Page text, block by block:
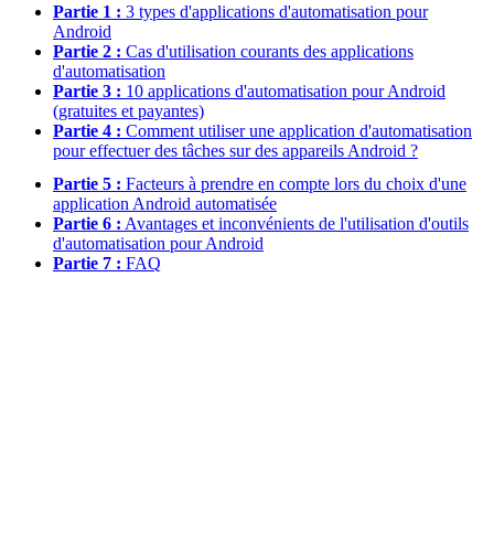
Partie 1 : 3 types d'applications d'automatisation pour
Android
Partie 2 : Cas d'utilisation courants des applications
d'automatisation
Partie 3 : 10 applications d'automatisation pour Android
(gratuites et payantes)
Partie 4 : Comment utiliser une application d'automatisation
pour effectuer des tâches sur des appareils Android ?
Partie 5 : Facteurs à prendre en compte lors du choix d'une
application Android automatisée
Partie 6 : Avantages et inconvénients de l'utilisation d'outils
d'automatisation pour Android
Partie 7 : FAQ